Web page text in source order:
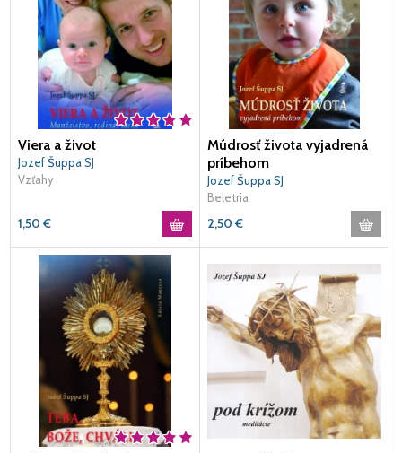
Viera a život
Jozef Šuppa SJ
Vzťahy
1,50 €
Múdrosť života vyjadrená
príbehom
Jozef Šuppa SJ
Beletria
2,50 €